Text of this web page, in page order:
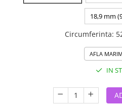
18,9 mm
Circumferinta:
AFLA
IN